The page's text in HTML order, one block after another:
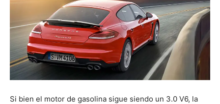
Si bien el motor de gasolina sigue siendo un 3.0 V6, la